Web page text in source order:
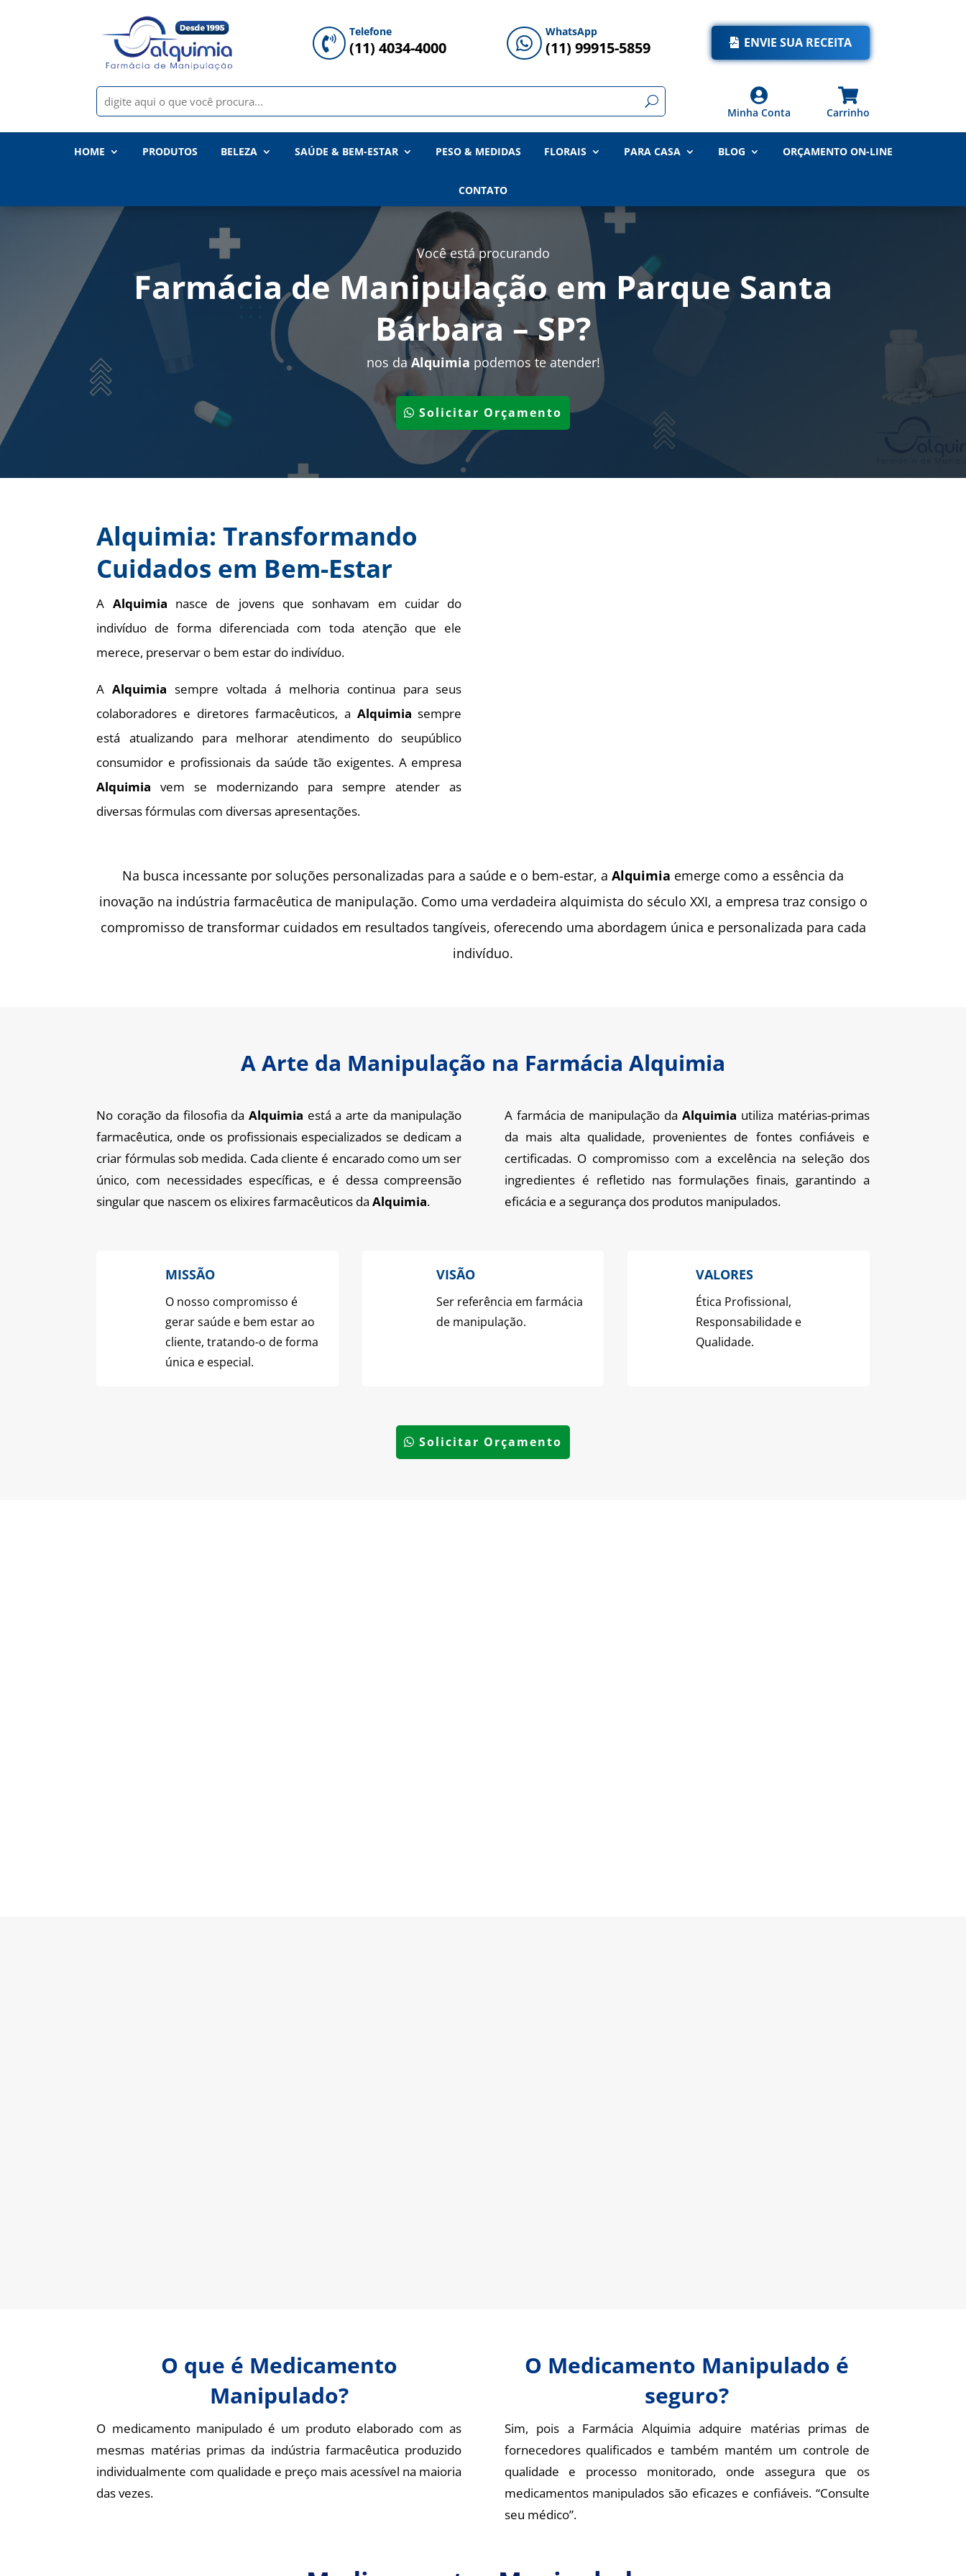

Telefone
(11) 4034-4000 
WhatsApp
(11) 99915-5859 ENVIE SUA RECEITA

Minha Conta

Carrinho
HOME PRODUTOS BELEZA SAÚDE & BEM-ESTAR PESO & MEDIDAS FLORAIS PARA CASA BLOG ORÇAMENTO ON-LINE
CONTATO
Você está procurando
Farmácia de Manipulação em Parque Santa
Bárbara – SP?
nos daAlquimia podemos te atender!
Solicitar Orçamento
Alquimia: Transformando
Cuidados em Bem-Estar
A Alquimia nasce de jovens que sonhavam em cuidar do
indivíduo de forma diferenciada com toda atenção que ele
merece, preservar o bem estar do indivíduo.
AAlquimia sempre voltada á melhoria continua para seus
colaboradores e diretores farmacêuticos, a Alquimia sempre
está atualizando para melhorar atendimento do seupúblico
consumidor e profissionais da saúde tão exigentes. A empresa
Alquimia vem se modernizando para sempre atender as
diversas fórmulas com diversas apresentações.
Na busca incessante por soluções personalizadas para a saúde e o bem-estar, a Alquimia emerge como a essência da
inovação na indústria farmacêutica de manipulação. Como uma verdadeira alquimista do século XXI, a empresa traz consigo o
compromisso de transformar cuidados em resultados tangíveis, oferecendo uma abordagem única e personalizada para cada
indivíduo.
A Arte da Manipulação na Farmácia Alquimia
No coração da filosofia da Alquimia está a arte da manipulação
farmacêutica, onde os profissionais especializados se dedicam a
criar fórmulas sob medida. Cada cliente é encarado como um ser
único, com necessidades específicas, e é dessa compreensão
singular que nascem os elixires farmacêuticos daAlquimia.
A farmácia de manipulação da Alquimia utiliza matérias-primas
da mais alta qualidade, provenientes de fontes confiáveis e
certificadas. O compromisso com a excelência na seleção dos
ingredientes é refletido nas formulações finais, garantindo a
eficácia e a segurança dos produtos manipulados.
MISSÃO
O nosso compromisso é
gerar saúde e bem estar ao
cliente, tratando-o de forma
única e especial.
VISÃO
Ser referência em farmácia
de manipulação.
VALORES
Ética Profissional,
Responsabilidade e
Qualidade.
Solicitar Orçamento
O que é Medicamento
Manipulado?
O medicamento manipulado é um produto elaborado com as
mesmas matérias primas da indústria farmacêutica produzido
individualmente com qualidade e preço mais acessível na maioria
das vezes.
O Medicamento Manipulado é
seguro?
Sim, pois a Farmácia Alquimia adquire matérias primas de
fornecedores qualificados e também mantém um controle de
qualidade e processo monitorado, onde assegura que os
medicamentos manipulados são eficazes e confiáveis. “Consulte
seu médico”.